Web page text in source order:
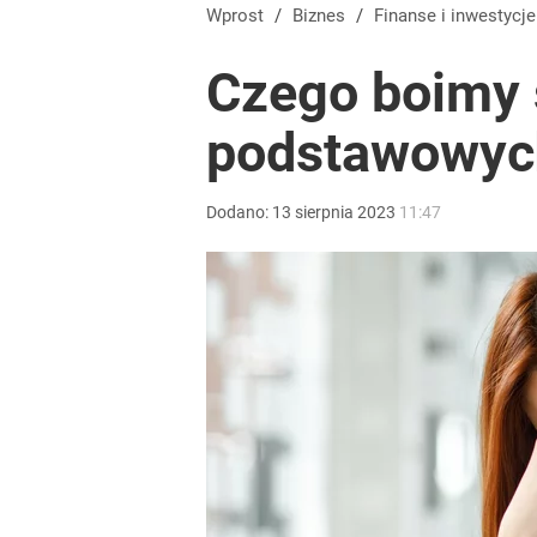
Przepisanie mieszkania kosztuje więcej, niż
Tajemnica paragonów grozy. Tak restauratorzy
Temu, Shein i AliExpress już nie takie atrakcyjne.
Wprost / Biznes / Finanse i inwestycje
Czego
Dodano: 13 sierpnia 2023 11:47